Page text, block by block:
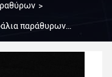
>
παράθυρων